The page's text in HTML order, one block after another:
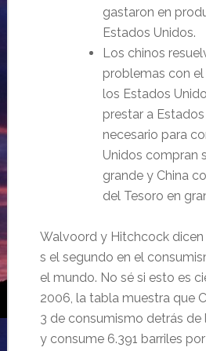
gastaron en
Estados Unidos.
Los chinos
problemas con
los Estados
prestar a
necesario para
Unidos compran
grande y China
del Tesoro en
Walvoord y Hitchcock dicen
s el segundo en el
el mundo. No sé si esto es
2006, la tabla muestra que
3 de consumismo detrás de
y consume 6.391 barriles